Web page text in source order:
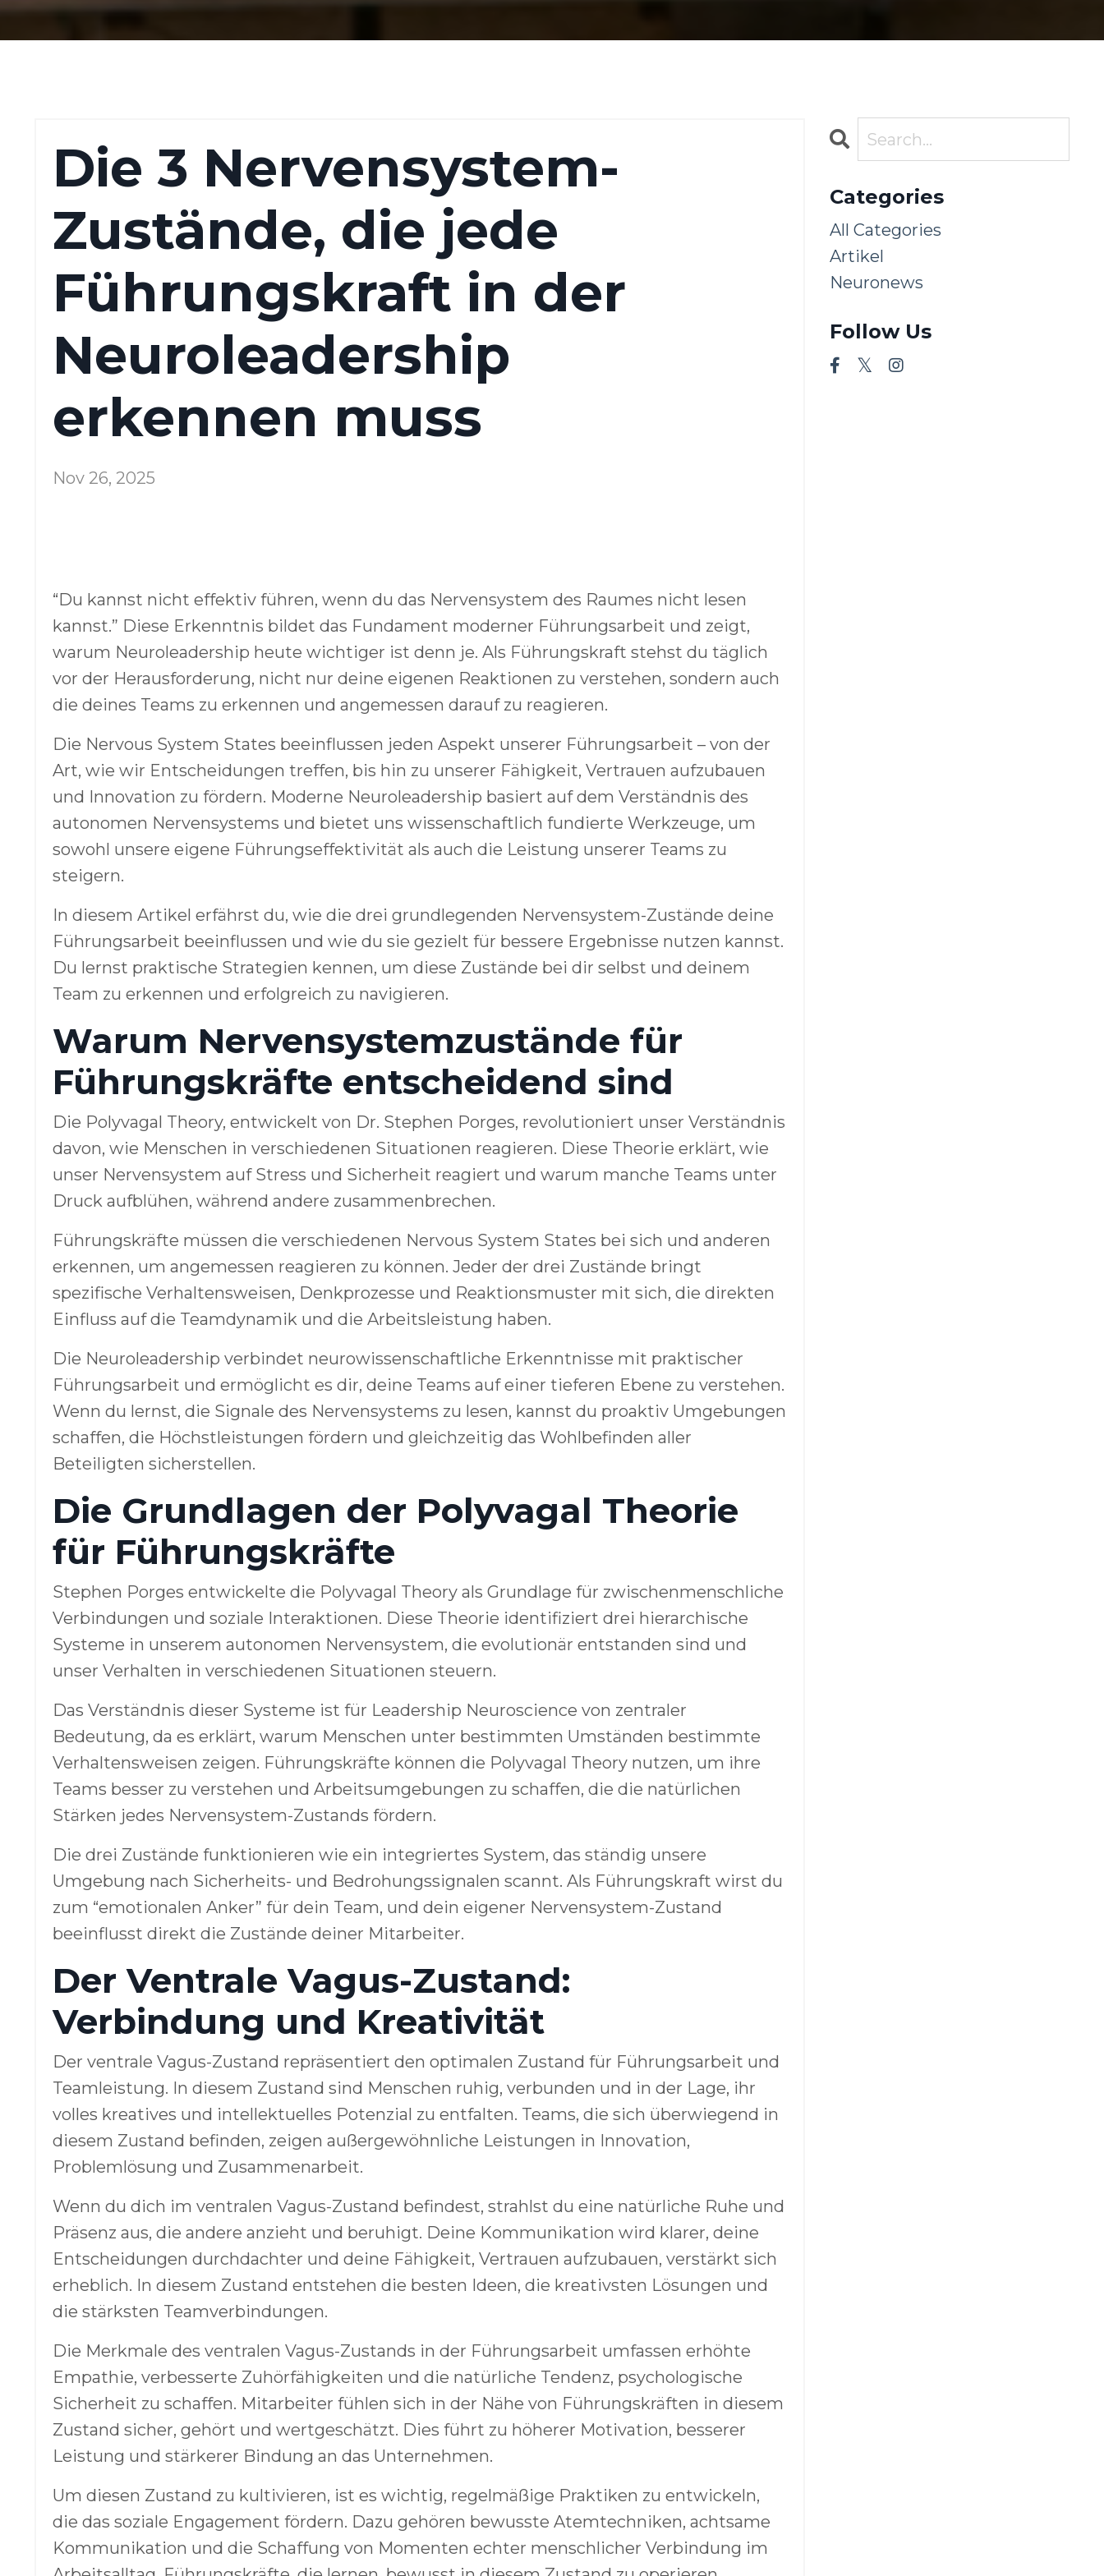
Die 3 Nervensystem-
Zustände, die jede
Führungskraft in der
Neuroleadership
erkennen muss
Nov 26, 2025
“Du kannst nicht effektiv führen, wenn du das Nervensystem des Raumes nicht lesen
kannst.” Diese Erkenntnis bildet das Fundament moderner Führungsarbeit und zeigt,
warum Neuroleadership heute wichtiger ist denn je. Als Führungskraft stehst du täglich
vor der Herausforderung, nicht nur deine eigenen Reaktionen zu verstehen, sondern auch
die deines Teams zu erkennen und angemessen darauf zu reagieren.
Die Nervous System States beeinflussen jeden Aspekt unserer Führungsarbeit – von der
Art, wie wir Entscheidungen treffen, bis hin zu unserer Fähigkeit, Vertrauen aufzubauen
und Innovation zu fördern. Moderne Neuroleadership basiert auf dem Verständnis des
autonomen Nervensystems und bietet uns wissenschaftlich fundierte Werkzeuge, um
sowohl unsere eigene Führungseffektivität als auch die Leistung unserer Teams zu
steigern.
In diesem Artikel erfährst du, wie die drei grundlegenden Nervensystem-Zustände deine
Führungsarbeit beeinflussen und wie du sie gezielt für bessere Ergebnisse nutzen kannst.
Du lernst praktische Strategien kennen, um diese Zustände bei dir selbst und deinem
Team zu erkennen und erfolgreich zu navigieren.
Warum Nervensystemzustände für
Führungskräfte entscheidend sind
Die Polyvagal Theory, entwickelt von Dr. Stephen Porges, revolutioniert unser Verständnis
davon, wie Menschen in verschiedenen Situationen reagieren. Diese Theorie erklärt, wie
unser Nervensystem auf Stress und Sicherheit reagiert und warum manche Teams unter
Druck aufblühen, während andere zusammenbrechen.
Führungskräfte müssen die verschiedenen Nervous System States bei sich und anderen
erkennen, um angemessen reagieren zu können. Jeder der drei Zustände bringt
spezifische Verhaltensweisen, Denkprozesse und Reaktionsmuster mit sich, die direkten
Einfluss auf die Teamdynamik und die Arbeitsleistung haben.
Die Neuroleadership verbindet neurowissenschaftliche Erkenntnisse mit praktischer
Führungsarbeit und ermöglicht es dir, deine Teams auf einer tieferen Ebene zu verstehen.
Wenn du lernst, die Signale des Nervensystems zu lesen, kannst du proaktiv Umgebungen
schaffen, die Höchstleistungen fördern und gleichzeitig das Wohlbefinden aller
Beteiligten sicherstellen.
Die Grundlagen der Polyvagal Theorie
für Führungskräfte
Stephen Porges entwickelte die Polyvagal Theory als Grundlage für zwischenmenschliche
Verbindungen und soziale Interaktionen. Diese Theorie identifiziert drei hierarchische
Systeme in unserem autonomen Nervensystem, die evolutionär entstanden sind und
unser Verhalten in verschiedenen Situationen steuern.
Das Verständnis dieser Systeme ist für Leadership Neuroscience von zentraler
Bedeutung, da es erklärt, warum Menschen unter bestimmten Umständen bestimmte
Verhaltensweisen zeigen. Führungskräfte können die Polyvagal Theory nutzen, um ihre
Teams besser zu verstehen und Arbeitsumgebungen zu schaffen, die die natürlichen
Stärken jedes Nervensystem-Zustands fördern.
Die drei Zustände funktionieren wie ein integriertes System, das ständig unsere
Umgebung nach Sicherheits- und Bedrohungssignalen scannt. Als Führungskraft wirst du
zum “emotionalen Anker” für dein Team, und dein eigener Nervensystem-Zustand
beeinflusst direkt die Zustände deiner Mitarbeiter.
Der Ventrale Vagus-Zustand:
Verbindung und Kreativität
Der ventrale Vagus-Zustand repräsentiert den optimalen Zustand für Führungsarbeit und
Teamleistung. In diesem Zustand sind Menschen ruhig, verbunden und in der Lage, ihr
volles kreatives und intellektuelles Potenzial zu entfalten. Teams, die sich überwiegend in
diesem Zustand befinden, zeigen außergewöhnliche Leistungen in Innovation,
Problemlösung und Zusammenarbeit.
Wenn du dich im ventralen Vagus-Zustand befindest, strahlst du eine natürliche Ruhe und
Präsenz aus, die andere anzieht und beruhigt. Deine Kommunikation wird klarer, deine
Entscheidungen durchdachter und deine Fähigkeit, Vertrauen aufzubauen, verstärkt sich
erheblich. In diesem Zustand entstehen die besten Ideen, die kreativsten Lösungen und
die stärksten Teamverbindungen.
Die Merkmale des ventralen Vagus-Zustands in der Führungsarbeit umfassen erhöhte
Empathie, verbesserte Zuhörfähigkeiten und die natürliche Tendenz, psychologische
Sicherheit zu schaffen. Mitarbeiter fühlen sich in der Nähe von Führungskräften in diesem
Zustand sicher, gehört und wertgeschätzt. Dies führt zu höherer Motivation, besserer
Leistung und stärkerer Bindung an das Unternehmen.
Um diesen Zustand zu kultivieren, ist es wichtig, regelmäßige Praktiken zu entwickeln,
die das soziale Engagement fördern. Dazu gehören bewusste Atemtechniken, achtsame
Kommunikation und die Schaffung von Momenten echter menschlicher Verbindung im
Categories
All Categories
Artikel
Neuronews
Follow Us